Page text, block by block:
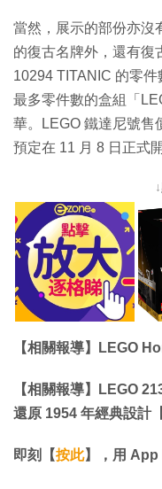
當然，展示的部份亦沒
的復古名牌外，還有復
10294 TITANIC 的零
最多零件數的盒組「
華。LEGO 鐵達尼號售
預定在 11 月 8 日正式開
【相關報導】LEGO
【相關報導】LEGO
還原 1954 年經典設計
即刻【按此】，用 App